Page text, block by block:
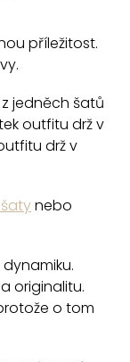
příležitost.
jedněch šatů
outfitu drž v
drž v
nebo
originalitu.
o tom